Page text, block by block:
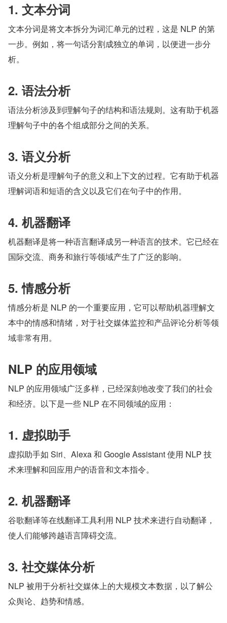
1. 文本分词
文本分词是将文本拆分为词汇单元的过程，这是 NLP 的第
一步。例如，将一句话分割成独立的单词，以便进一步分
析。
2. 语法分析
语法分析涉及到理解句子的结构和语法规则。这有助于机器
理解句子中的各个组成部分之间的关系。
3. 语义分析
语义分析是理解句子的意义和上下文的过程。它有助于机器
理解词语和短语的含义以及它们在句子中的作用。
4. 机器翻译
机器翻译是将一种语言翻译成另一种语言的技术。它已经在
国际交流、商务和旅行等领域产生了广泛的影响。
5. 情感分析
情感分析是 NLP 的一个重要应用，它可以帮助机器理解文
本中的情感和情绪，对于社交媒体监控和产品评论分析等领
域非常有用。
NLP 的应用领域
NLP 的应用领域广泛多样，已经深刻地改变了我们的社会
和经济。以下是一些 NLP 在不同领域的应用：
1. 虚拟助手
虚拟助手如 Siri、Alexa 和 Google Assistant 使用 NLP 技
术来理解和回应用户的语音和文本指令。
2. 机器翻译
谷歌翻译等在线翻译工具利用 NLP 技术来进行自动翻译，
使人们能够跨越语言障碍交流。
3. 社交媒体分析
NLP 被用于分析社交媒体上的大规模文本数据，以了解公
众舆论、趋势和情感。